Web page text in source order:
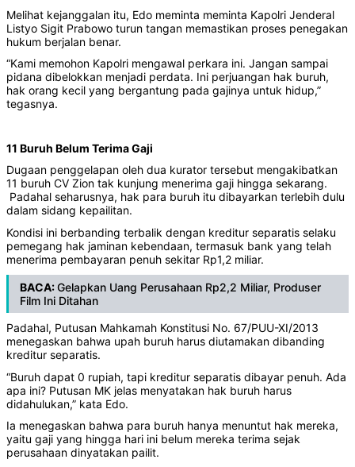
Melihat kejanggalan itu, Edo meminta meminta Kapolri Jenderal
Listyo Sigit Prabowo turun tangan memastikan proses penegakan
hukum berjalan benar.
“Kami memohon Kapolri mengawal perkara ini. Jangan sampai
pidana dibelokkan menjadi perdata. Ini perjuangan hak buruh,
hak orang kecil yang bergantung pada gajinya untuk hidup,”
tegasnya.
11 Buruh Belum Terima Gaji
Dugaan penggelapan oleh dua kurator tersebut mengakibatkan
11 buruh CV Zion tak kunjung menerima gaji hingga sekarang.
Padahal seharusnya, hak para buruh itu dibayarkan terlebih dulu
dalam sidang kepailitan.
Kondisi ini berbanding terbalik dengan kreditur separatis selaku
pemegang hak jaminan kebendaan, termasuk bank yang telah
menerima pembayaran penuh sekitar Rp1,2 miliar.
BACA:Gelapkan Uang Perusahaan Rp2,2 Miliar, Produser
Film Ini Ditahan
Padahal, Putusan Mahkamah Konstitusi No. 67/PUU-XI/2013
menegaskan bahwa upah buruh harus diutamakan dibanding
kreditur separatis.
“Buruh dapat 0 rupiah, tapi kreditur separatis dibayar penuh. Ada
apa ini? Putusan MK jelas menyatakan hak buruh harus
didahulukan,” kata Edo.
Ia menegaskan bahwa para buruh hanya menuntut hak mereka,
yaitu gaji yang hingga hari ini belum mereka terima sejak
perusahaan dinyatakan pailit.